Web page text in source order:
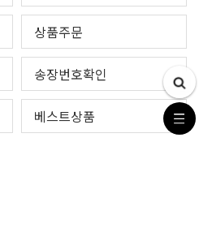
상품주문
송장번호확인
베스트상품